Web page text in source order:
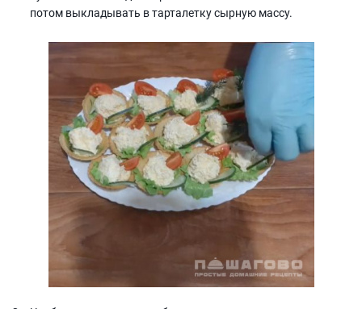
потом выкладывать в тарталетку сырную массу.